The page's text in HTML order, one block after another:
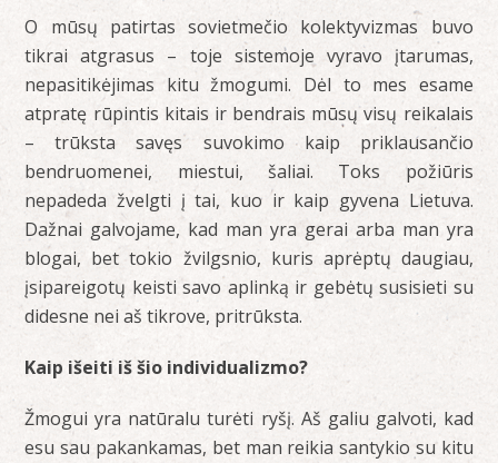
O mūsų patirtas sovietmečio kolektyvizmas buvo
tikrai atgrasus – toje sistemoje vyravo įtarumas,
nepasitikėjimas kitu žmogumi. Dėl to mes esame
atpratę rūpintis kitais ir bendrais mūsų visų reikalais
– trūksta savęs suvokimo kaip priklausančio
bendruomenei, miestui, šaliai. Toks požiūris
nepadeda žvelgti į tai, kuo ir kaip gyvena Lietuva.
Dažnai galvojame, kad man yra gerai arba man yra
blogai, bet tokio žvilgsnio, kuris aprėptų daugiau,
įsipareigotų keisti savo aplinką ir gebėtų susisieti su
didesne nei aš tikrove, pritrūksta.
Kaip išeiti iš šio individualizmo?
Žmogui yra natūralu turėti ryšį. Aš galiu galvoti, kad
esu sau pakankamas, bet man reikia santykio su kitu